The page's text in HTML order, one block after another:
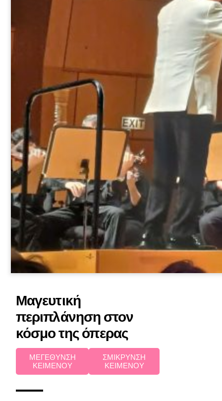
Μαγευτική
περιπλάνηση στον
κόσμο της όπερας
ΜΕΓΕΘΥΝΣΗ
ΚΕΙΜΕΝΟΥ
ΣΜΙΚΡΥΝΣΗ
ΚΕΙΜΕΝΟΥ